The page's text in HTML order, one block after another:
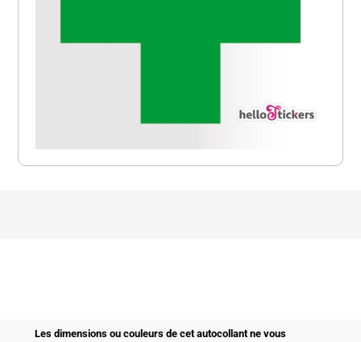
Les dimensions ou couleurs de cet autocollant ne vous